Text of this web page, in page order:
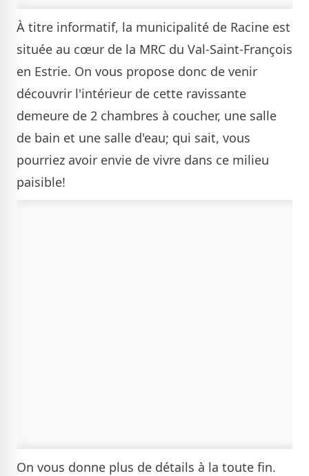
À titre informatif, la municipalité de Racine est
située au cœur de la MRC du Val-Saint-François
en Estrie. On vous propose donc de venir
découvrir l'intérieur de cette ravissante
demeure de 2 chambres à coucher, une salle
de bain et une salle d'eau; qui sait, vous
pourriez avoir envie de vivre dans ce milieu
paisible!
On vous donne plus de détails à la toute fin.